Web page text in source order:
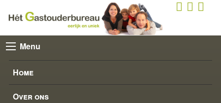
Menu
Home
Over ons